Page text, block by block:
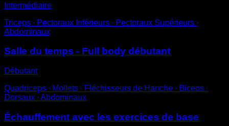
Intermédiaire
Triceps ∙ Pectoraux Inférieurs ∙ Pectoraux Supérieurs ∙
Abdominaux
Salle du temps - Full body débutant
Débutant
Quadriceps ∙ Mollets ∙ Fléchisseurs de Hanche ∙ Biceps ∙
Dorsaux ∙ Abdominaux
Échauffement avec les exercices de base